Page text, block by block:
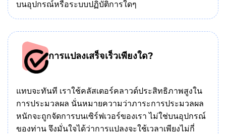
บนอุปกรณ์หรือระบบปฏิบัติการใดๆ
การแปลงเสร็จเร็วเพียงใด?
แทบจะทันที เราใช้คลัสเตอร์คลาวด์ประสิทธิภาพสูงใน
การประมวลผล นั่นหมายความว่าภาระการประมวลผล
หนักจะถูกจัดการบนเซิร์ฟเวอร์ของเรา ไม่ใช่บนอุปกรณ์
ของท่าน จึงมั่นใจได้ว่าการแปลงจะใช้เวลาเพียงไม่กี่